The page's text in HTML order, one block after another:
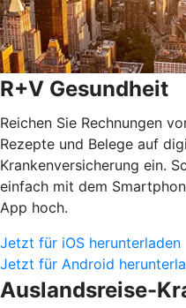
R+V Gesundheit
Reichen Sie Rechnungen
Rezepte und Belege auf
Krankenversicherung ein.
einfach mit dem
App hoch.
Jetzt für iOS herunterladen
Jetzt für Android
Auslandsreise-